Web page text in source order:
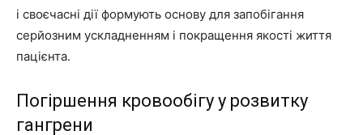
і своєчасні дії формують основу для запобігання
серйозним ускладненням і покращення якості життя
пацієнта.
Погіршення кровообігу у розвитку
гангрени